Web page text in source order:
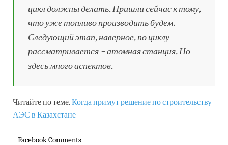
цикл должны делать. Пришли сейчас к тому,
что уже топливо производить будем.
Следующий этап, наверное, по циклу
рассматривается – атомная станция. Но
здесь много аспектов.
Читайте по теме.Когда примут решение по строительству
АЭС в Казахстане
Facebook Comments